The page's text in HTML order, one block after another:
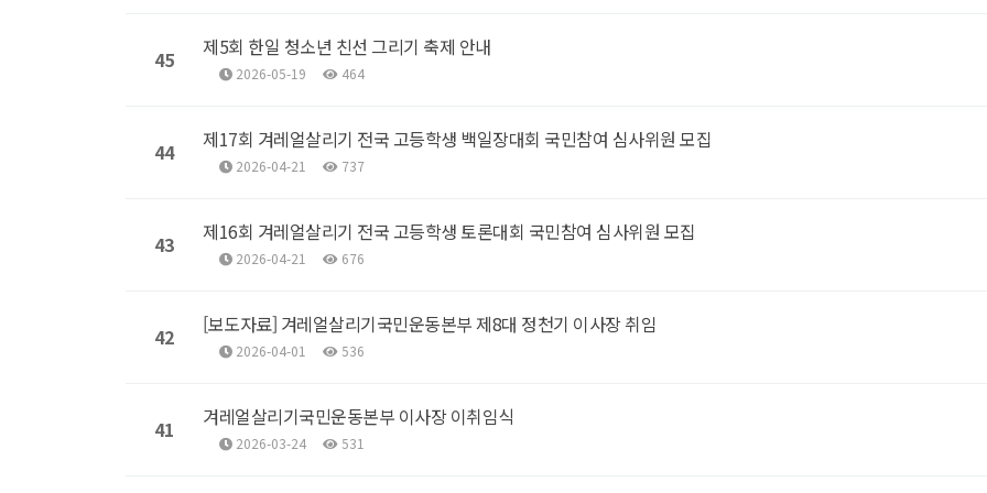
45 제5회 한일 청소년 친선 그리기 축제 안내
2026-05-19 464
44 제17회 겨레얼살리기 전국 고등학생 백일장대회 국민참여 심사위원 모집
2026-04-21 737
43 제16회 겨레얼살리기 전국 고등학생 토론대회 국민참여 심사위원 모집
2026-04-21 676
42 [보도자료] 겨레얼살리기국민운동본부 제8대 정천기 이사장 취임
2026-04-01 536
41 겨레얼살리기국민운동본부 이사장 이취임식
2026-03-24 531